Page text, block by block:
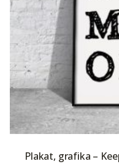
Plakat, grafika –